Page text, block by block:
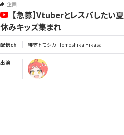
企画
【急募】Vtuberとレスバしたい夏
休みキッズ集まれ
配信ch 緋笠トモシカ - Tomoshika Hikasa -
出演